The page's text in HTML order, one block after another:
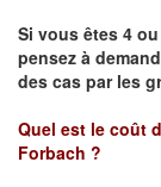
Si vous êtes 4
pensez à
des cas par les
Quel est le coût
Forbach ?